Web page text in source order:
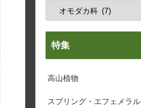
特集
高山植物
スプリング・エフェメラル